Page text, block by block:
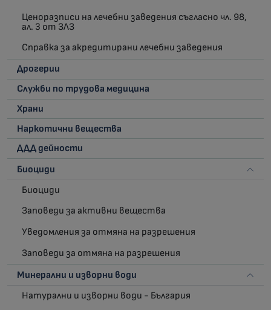
Ценоразписи на лечебни заведения съгласно чл. 98,
ал. 3 от ЗЛЗ
Справка за акредитирани лечебни заведения
Дрогерии
Служби по трудова медицина
Храни
Наркотични вещества
ДДД дейности
Биоциди
Биоциди
Заповеди за активни вещества
Уведомления за отмяна на разрешения
Заповеди за отмяна на разрешения
Минерални и изворни води
Натурални и изворни води - България